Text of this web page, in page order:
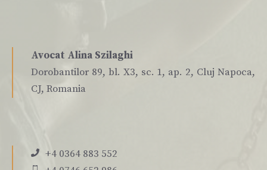
Avocat Alina Szilaghi
Dorobantilor 89, bl. X3, sc. 1, ap. 2, Cluj Napoca,
CJ, Romania
+4 0364 883 552